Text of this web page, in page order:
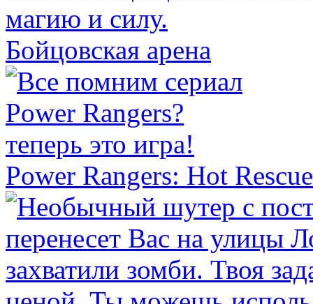
Бойцовская арена
Power Rangers: Hot Rescue